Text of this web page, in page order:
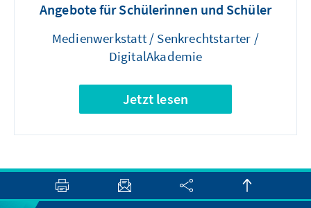
Angebote für Schülerinnen und Schüler
Medienwerkstatt / Senkrechtstarter /
DigitalAkademie
Jetzt lesen